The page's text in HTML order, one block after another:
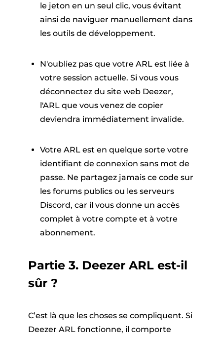
le jeton en un seul clic, vous évitant
ainsi de naviguer manuellement dans
les outils de développement.
N'oubliez pas que votre ARL est liée à
votre session actuelle. Si vous vous
déconnectez du site web Deezer,
l'ARL que vous venez de copier
deviendra immédiatement invalide.
Votre ARL est en quelque sorte votre
identifiant de connexion sans mot de
passe. Ne partagez jamais ce code sur
les forums publics ou les serveurs
Discord, car il vous donne un accès
complet à votre compte et à votre
abonnement.
Partie 3. Deezer ARL est-il
sûr ?
C’est là que les choses se compliquent. Si
Deezer ARL fonctionne, il comporte